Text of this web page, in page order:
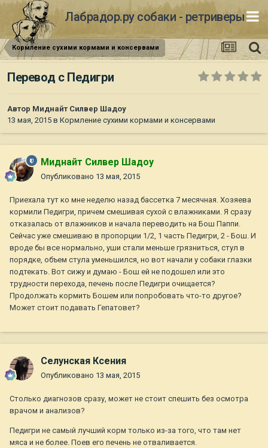
Лабрадор.ру собаки - ретриверы
Кормление сухими кормами и консервами
Перевод с Педигри
Автор Миднайт Силвер Шадоу
13 мая, 2015 в Кормление сухими кормами и консервами
Миднайт Силвер Шадоу
Опубликовано 13 мая, 2015
Приехала тут ко мне неделю назад бассетка 7 месячная. Хозяева
кормили Педигри, причем смешивая сухой с влажниками. Я сразу
отказалась от влажников и начала переводить на Бош Паппи.
Сейчас уже смешиваю в пропорции 1/2, 1 часть Педигри, 2 - Бош. И
вроде бы все нормально, уши стали меньше грязниться, стул в
порядке, объем стула уменьшился, но вот начали у собаки глазки
подтекать. Вот сижу и думаю - Бош ей не подошел или это
трудности перехода, печень после Педигри очищается?
Продолжать кормить Бошем или попробовать что-то другое?
Может стоит подавать Гепатовет?
Селунская Ксения
Опубликовано 13 мая, 2015
Столько диагнозов сразу, может не стоит спешить без осмотра
врачом и анализов?
Педигри не самый лучший корм только из-за того, что там нет
мяса и не более. Поев его печень не отваливается.